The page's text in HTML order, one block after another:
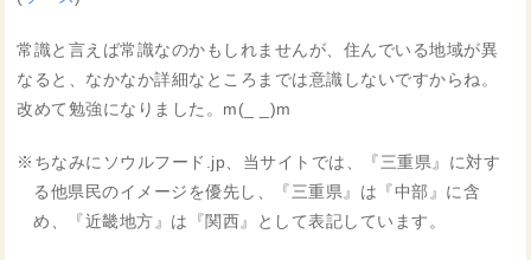
常識と言えば常識なのかもしれませんが、住んでいる地域が異
なると、なかなか詳細なところまでは意識しないですからね。
改めて勉強になりました。m(_ _)m
※ちなみにソウルフード.jp、当サイトでは、『三重県』に対す
る他県民のイメージを優先し、『三重県』は『中部』に含
め、『近畿地方』は『関西』として表記しています。